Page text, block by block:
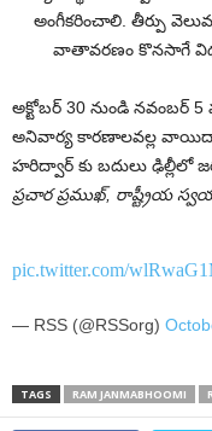
అంగీకరించాలి. తీర్పు
వాతావరణం కొనసాగే
అక్టోబర్ 30 నుండి నవంబర్
అనివార్య కారణాలవల్ల వాయిదా
హరిద్వార్ కు బదులు ఢిల్లీలో
ప్రచార ప్రముఖ్, రాష్ట్రీయ
pic.twitter.com/
— RSS (@RSSorg)
TAGS RAM JANMABHOOMI